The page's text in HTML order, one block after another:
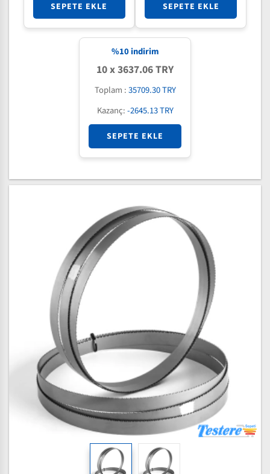
SEPETE EKLE SEPETE EKLE
%10indirim
10 x 3637.06 TRY
Toplam :35709.30 TRY
Kazanç:-2645.13 TRY
SEPETE EKLE